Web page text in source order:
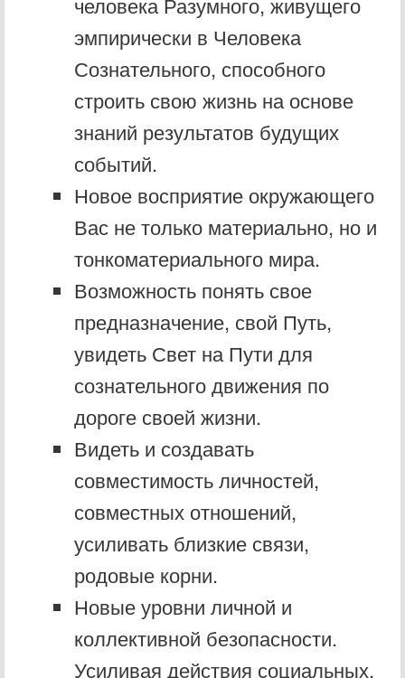
эмпирически в Человека
Сознательного, способного
строить свою жизнь на основе
знаний результатов будущих
событий.
Новое восприятие окружающего
Вас не только материально, но и
тонкоматериального мира.
Возможность понять свое
предназначение, свой Путь,
увидеть Свет на Пути для
сознательного движения по
дороге своей жизни.
Видеть и создавать
совместимость личностей,
совместных отношений,
усиливать близкие связи,
родовые корни.
Новые уровни личной и
коллективной безопасности.
Усиливая действия социальных,